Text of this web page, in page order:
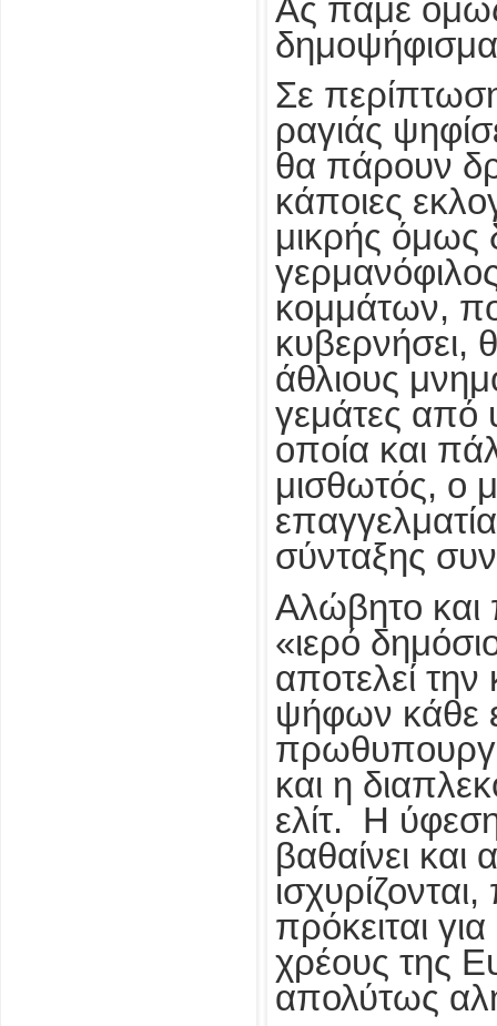
Ας πάμε
Σε
ραγιάς
θα πάρουν
κάποιες
μικρής όμως
κομμάτων,
κυβερνήσει,
άθλιους
γεμάτες από
οποία και
μισθωτός, ο
σύνταξης
Αλώβητο και
«ιερό
αποτελεί την
ψήφων κάθε
και η
ελίτ. Η
βαθαίνει και
πρόκειται
χρέους της
απολύτως